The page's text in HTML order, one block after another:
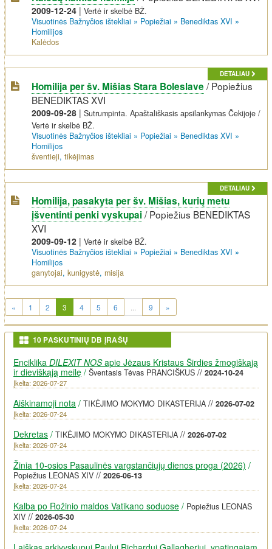
2009-12-24 |Vertė ir skelbė BŽ.
Visuotinės Bažnyčios ištekliai » Popiežiai » Benediktas XVI »
Homilijos
Kalėdos
DETALIAU
Homilija per šv. Mišias Stara Boleslave /Popiežius
BENEDIKTAS XVI
2009-09-28 |Sutrumpinta. Apaštališkasis apsilankymas Čekijoje /
Vertė ir skelbė BŽ.
Visuotinės Bažnyčios ištekliai » Popiežiai » Benediktas XVI »
Homilijos
šventieji,tikėjimas
DETALIAU
Homilija, pasakyta per šv. Mišias, kurių metu
įšventinti penki vyskupai/Popiežius BENEDIKTAS
XVI
2009-09-12 |Vertė ir skelbė BŽ.
Visuotinės Bažnyčios ištekliai » Popiežiai » Benediktas XVI »
Homilijos
ganytojai,kunigystė, misija
« 1 2 3 (current)
4 5 6 9 »
10 PASKUTINIŲ DB ĮRAŠŲ
Enciklika DILEXIT NOSapie Jėzaus Kristaus Širdies žmogiškąją
ir dieviškąją meilę / Šventasis Tėvas PRANCIŠKUS // 2024-10-24
Įkelta: 2026-07-27
Aiškinamoji nota / TIKĖJIMO MOKYMO DIKASTERIJA // 2026-07-02
Įkelta: 2026-07-24
Dekretas / TIKĖJIMO MOKYMO DIKASTERIJA // 2026-07-02
Įkelta: 2026-07-24
Žinia 10-osios Pasaulinės vargstančiųjų dienos proga (2026) /
Popiežius LEONAS XIV // 2026-06-13
Įkelta: 2026-07-24
Kalba po Rožinio maldos Vatikano soduose / Popiežius LEONAS
XIV // 2026-05-30
Įkelta: 2026-07-24